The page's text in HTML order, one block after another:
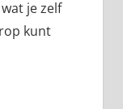
je zelf
kunt